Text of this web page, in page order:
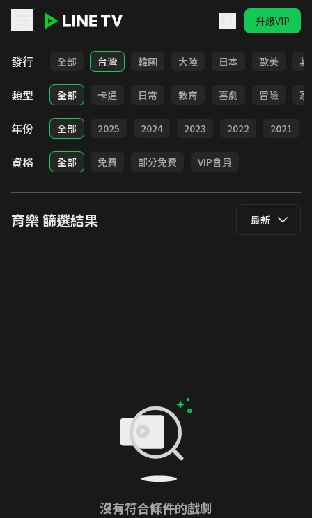
升級VIP
發行 全部 台灣 韓國 大陸 日本 歐美 其
類型 全部 卡通 日常 教育 喜劇 冒險 家
年份 全部 2025 2024 2023 2022 2021
資格 全部 免費 部分免費 VIP會員
育樂篩選結果 最新
沒有符合條件的戲劇